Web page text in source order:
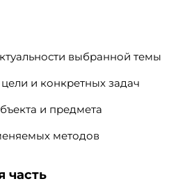
выбранной темы
и конкретных задач
и предмета
методов
часть